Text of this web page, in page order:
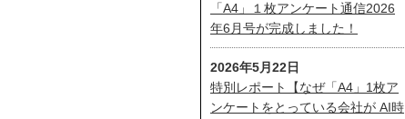
「A4」１枚アンケート通信2026
年6月号が完成しました！
2026年5月22日
特別レポート【なぜ「A4」1枚ア
ンケートをとっている会社が AI時